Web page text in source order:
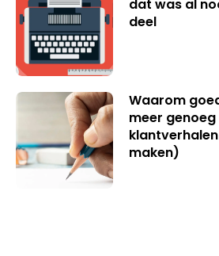
dat was al
deel
Waarom
meer
maken)